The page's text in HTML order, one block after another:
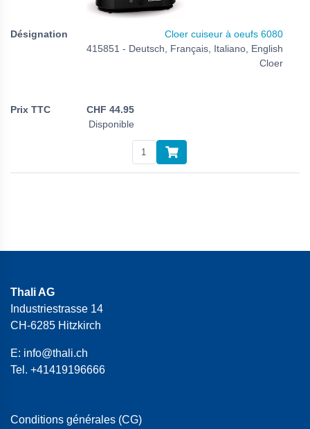
Cloer cuiseur à oeufs 6080
415851 - Deutsch, Français, Italiano, English
Cloer
CHF 44.95
Disponible
Thali AG
Industriestrasse 14
CH-6285 Hitzkirch
E: info@thali.ch
Tel. +41419196666
Conditions générales (CG)